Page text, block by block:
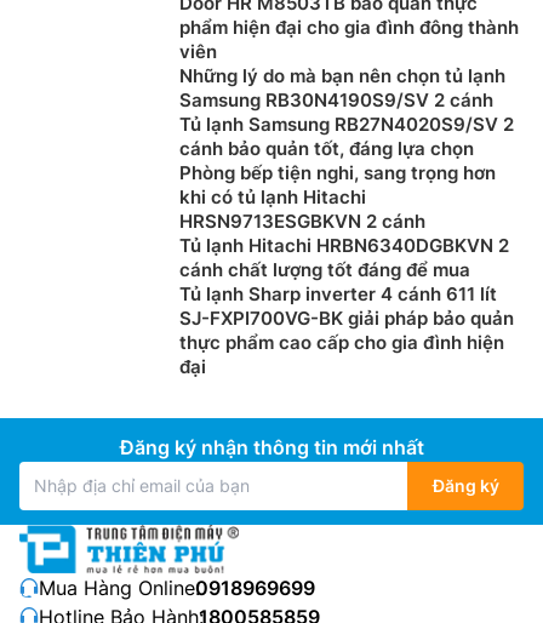
phẩm hiện đại cho gia đình đông thành
viên
Những lý do mà bạn nên chọn tủ lạnh
Samsung RB30N4190S9/SV 2 cánh
Tủ lạnh Samsung RB27N4020S9/SV 2
cánh bảo quản tốt, đáng lựa chọn
Phòng bếp tiện nghi, sang trọng hơn
khi có tủ lạnh Hitachi
HRSN9713ESGBKVN 2 cánh
Tủ lạnh Hitachi HRBN6340DGBKVN 2
cánh chất lượng tốt đáng để mua
Tủ lạnh Sharp inverter 4 cánh 611 lít
SJ-FXPI700VG-BK giải pháp bảo quản
thực phẩm cao cấp cho gia đình hiện
đại
Đăng ký nhận thông tin mới nhất
Đăng ký
Mua Hàng Online:0918969699
Hotline Bảo Hành:1800585859